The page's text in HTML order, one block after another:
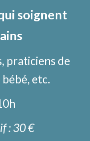
soignent
praticiens de
etc.
:30€